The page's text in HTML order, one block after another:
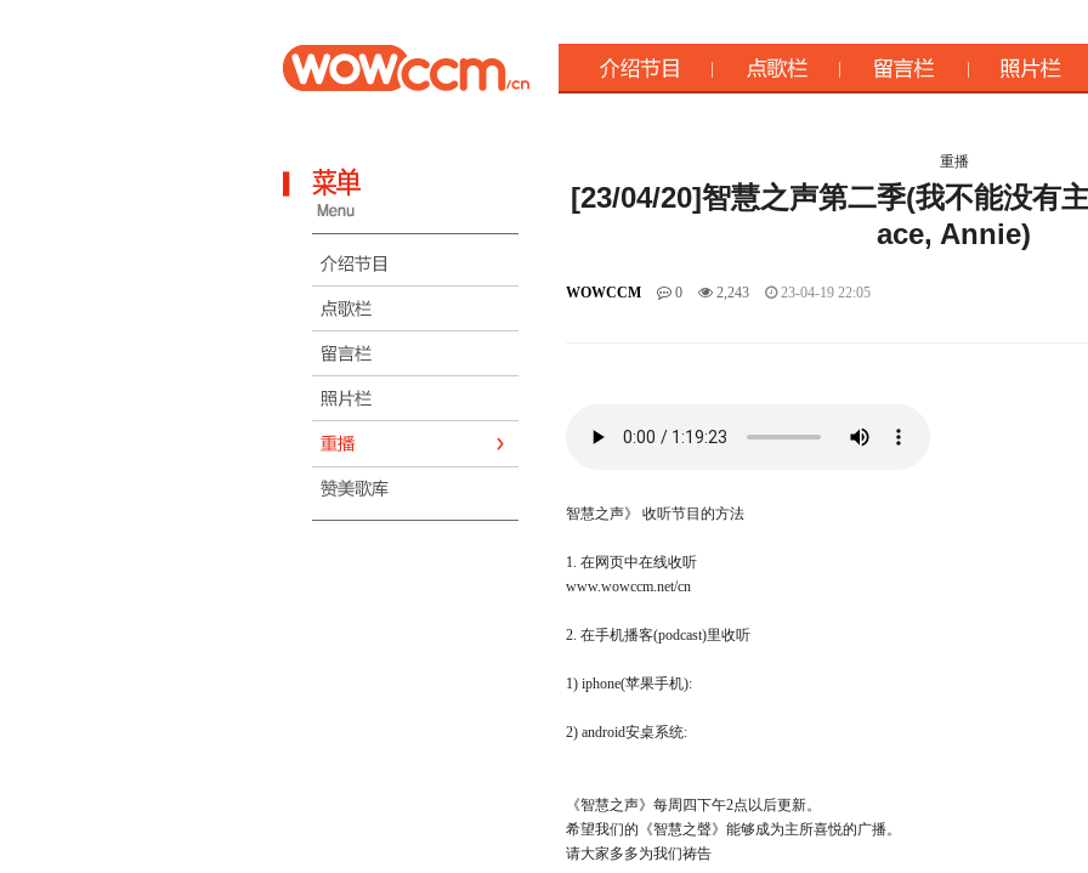
重播
[23/04/20]智慧之声第二季(我不能没有
ace, Annie)
WOWCCM 0 2,243 23-04-19 22:05
智慧之声》 收听节目的方法
1. 在网页中在线收听
www.wowccm.net/cn
2. 在手机播客(podcast)里收听
1) iphone(苹果手机):
2) android安桌系统:
《智慧之声》每周四下午2点以后更新。
希望我们的《智慧之聲》能够成为主所喜悦的广播。
请大家多多为我们祷告